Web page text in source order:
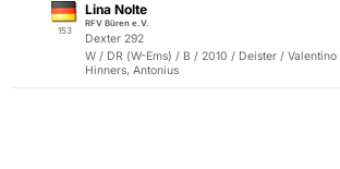
153
Lina Nolte
RFV Büren e.V.
Dexter 292
W / DR (W-Ems) / B / 2010 / Deister /
Hinners, Antonius